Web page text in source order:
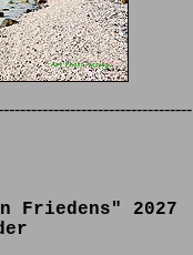
Friedens" 2027